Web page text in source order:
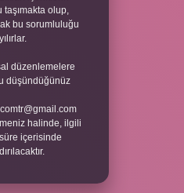
olup,
bu sorumluluğu
düzenlemelere
düşündüğünüz
halinde, ilgili
içerisinde